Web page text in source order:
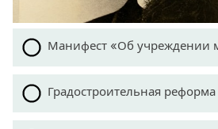
Манифест «Об учреждении
Градостроительная реформа